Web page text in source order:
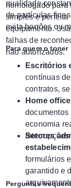
qualidade
de partículas
evita borrões ou
homologado para
simples e perfeita
equipamento.
falhas de
não autorizados.
Para quem o toner
Escritórios
contínuas
contratos,
Home
economia
Setores
formulários
garantido e
Perguntas